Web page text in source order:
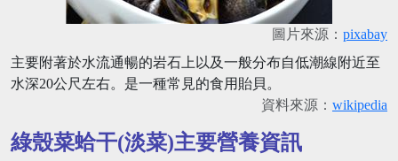
圖片來源： pixabay
主要附著於水流通暢的岩石上以及一般分布自低潮線附近至
水深20公尺左右。是一種常見的食用貽貝。
資料來源： wikipedia
綠殼菜蛤干(淡菜)主要營養資訊